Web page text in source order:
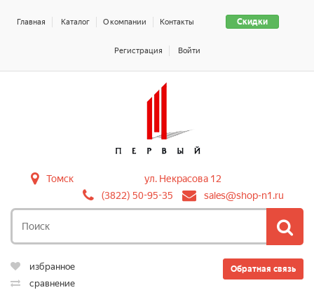
Скидки
Главная Каталог О компании Контакты
Регистрация Войти
Томск
ул. Некрасова 12
(3822) 50-95-35
sales@shop-n1.ru
Обратная связь
избранное
сравнение